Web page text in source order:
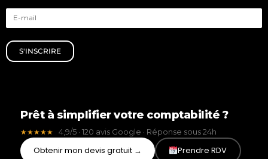
S'INSCRIRE
Prêt à simplifier votre comptabilité ?
★★★★★ 4,9/5 · 120 avis Google · Réponse sous 24h
Obtenir mon devis gratuit → Prendre RDV